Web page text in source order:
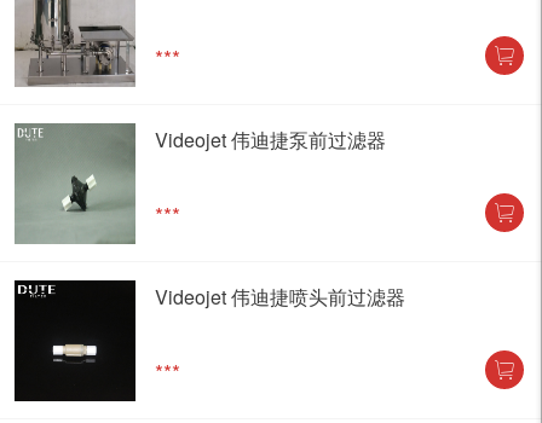
***
Videojet 伟迪捷泵前过滤器
***
Videojet 伟迪捷喷头前过滤器
***